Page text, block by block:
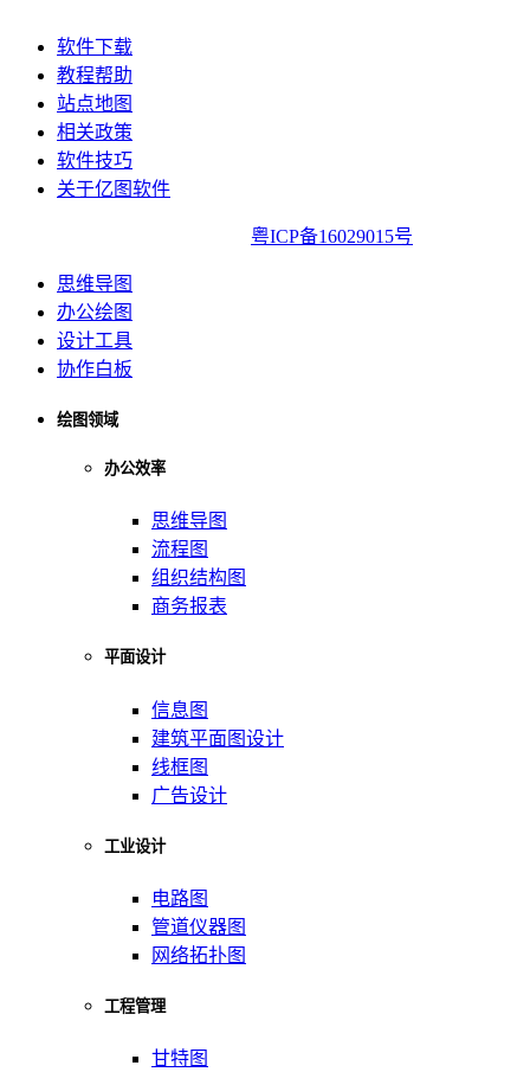
软件下载
教程帮助
站点地图
相关政策
软件技巧
关于亿图软件
粤ICP备16029015号
思维导图
办公绘图
设计工具
协作白板
绘图领域
办公效率
思维导图
流程图
组织结构图
商务报表
平面设计
信息图
建筑平面图设计
线框图
广告设计
工业设计
电路图
管道仪器图
网络拓扑图
工程管理
甘特图